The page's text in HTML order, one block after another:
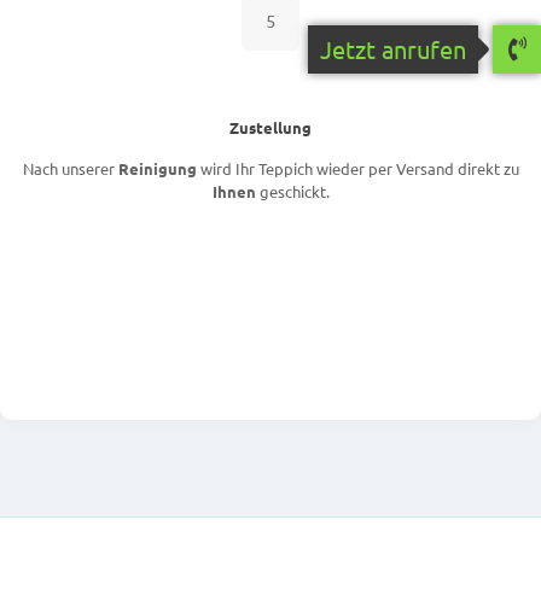
5
Zustellung
Nach unserer Reinigung wird Ihr Teppich wieder per Versand direkt zu
Ihnen geschickt.
Jetzt anrufen